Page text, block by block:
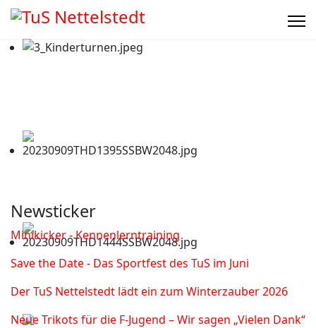
Newsticker
Minikicker - Kennenlerntraining
Save the Date - Das Sportfest des TuS im Juni
Der TuS Nettelstedt lädt ein zum Winterzauber 2026
Neue Trikots für die F-Jugend – Wir sagen „Vielen Dank“